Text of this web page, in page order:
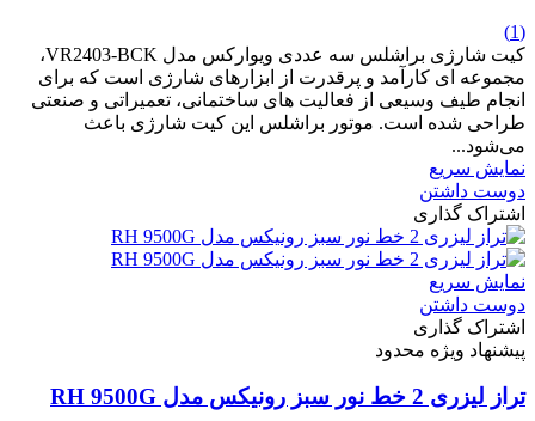
(1)
کیت شارژی براشلس سه عددی ویوارکس مدل VR2403-BCK،
مجموعه ای کارآمد و پرقدرت از ابزارهای شارژی است که برای
انجام طیف وسیعی از فعالیت های ساختمانی، تعمیراتی و صنعتی
طراحی شده است. موتور براشلس این کیت شارژی باعث
می‌شود...
نمایش سریع
دوست داشتن
اشتراک گذاری
نمایش سریع
دوست داشتن
اشتراک گذاری
پیشنهاد ویژه محدود
تراز لیزری 2 خط نور سبز رونیکس مدل RH 9500G